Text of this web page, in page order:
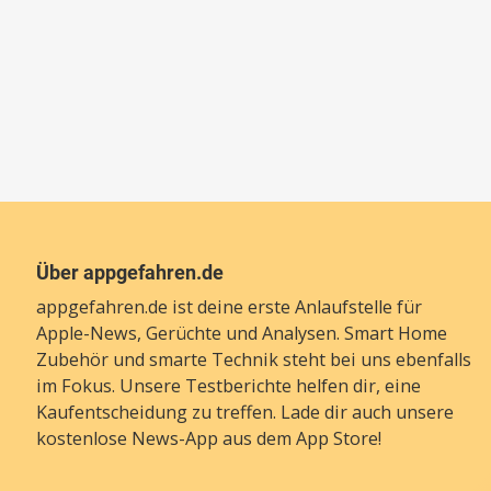
Über appgefahren.de
appgefahren.de ist deine erste Anlaufstelle für
Apple-News, Gerüchte und Analysen. Smart Home
Zubehör und smarte Technik steht bei uns ebenfalls
im Fokus. Unsere Testberichte helfen dir, eine
Kaufentscheidung zu treffen. Lade dir auch unsere
kostenlose News-App aus dem App Store!